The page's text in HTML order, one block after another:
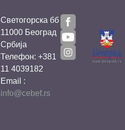
Светогорска бб
11000 Београд
Србија
Телефон: +381
11 4039182
Email :
info@cebef.rs